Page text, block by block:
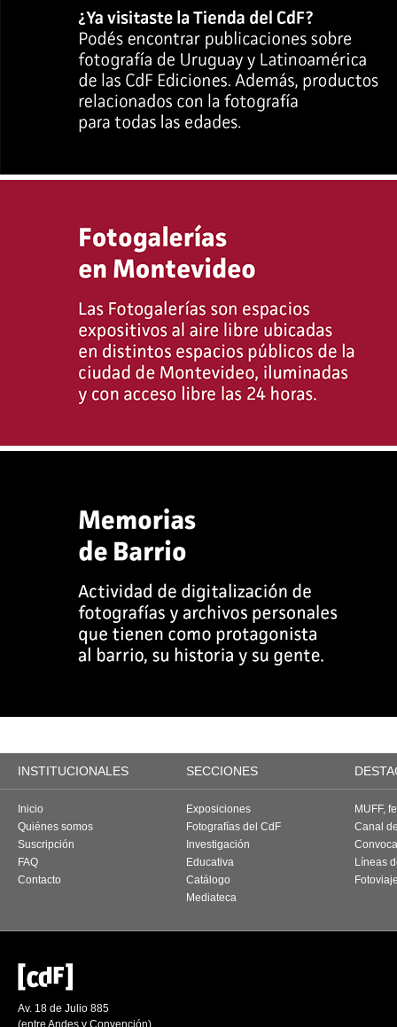
INSTITUCIONALES SECCIONES
Inicio
Quiénes somos
Suscripción
FAQ
Contacto
Exposiciones
Fotografías del CdF
Investigación
Educativa
Catálogo
Mediateca
MUFF,
Canal
Líneas
Av. 18 de Julio 885
(entre Andes y Convención)